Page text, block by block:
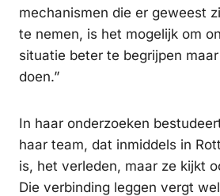
mechanismen die er geweest
te nemen, is het mogelijk om
situatie beter te begrijpen
doen.”
In haar onderzoeken
haar team, dat inmiddels in
is, het verleden, maar ze kijkt
Die verbinding leggen vergt